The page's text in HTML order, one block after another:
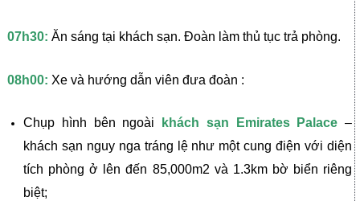
07h30: Ăn sáng tại khách sạn. Đoàn làm thủ tục trả phòng.
08h00: Xe và hướng dẫn viên đưa đoàn :
Chụp hình bên ngoài khách sạn Emirates Palace –
khách sạn nguy nga tráng lệ như một cung điện với diện
tích phòng ở lên đến 85,000m2 và 1.3km bờ biển riêng
biệt;